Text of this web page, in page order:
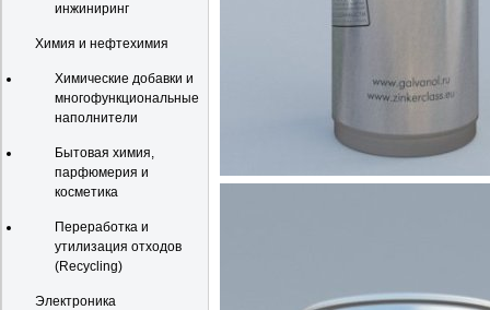
инжиниринг
Химия и нефтехимия
Химические добавки и
многофункциональные
наполнители
Бытовая химия,
парфюмерия и
косметика
Переработка и
утилизация отходов
(Recycling)
Электроника